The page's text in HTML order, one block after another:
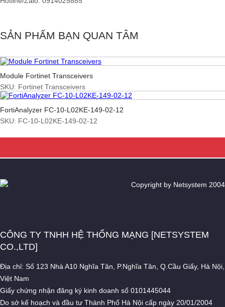
SẢN PHẨM BẠN QUAN TÂM
Module Fortinet Transceivers
SKU: Fortinet Transceivers
FortiAnalyzer FC-10-L02KE-149-02-12
SKU: FC-10-L02KE-149-02-12
CÔNG TY TNHH HỆ THỐNG MẠNG [NETSYSTEM
CO.,LTD]
Địa chỉ: Số 123 Nhà A10 Nghĩa Tân, P.Nghĩa Tân, Q.Cầu Giấy, Hà Nội,
Việt Nam
Giấy chứng nhận đăng ký kinh doanh số 0101445044
Do sở kế hoạch và đầu tư Thành Phố Hà Nội cấp ngày 20/01/2004
Copyright by Netsystem 2004